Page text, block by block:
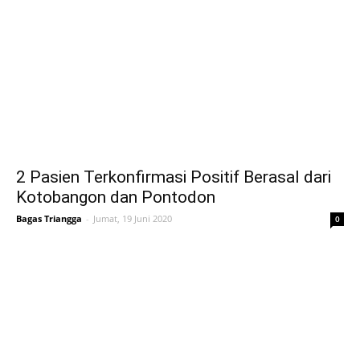
2 Pasien Terkonfirmasi Positif Berasal dari
Kotobangon dan Pontodon
Bagas Triangga - Jumat, 19 Juni 2020 0